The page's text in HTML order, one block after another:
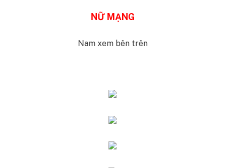
NỮ MẠNG
Nam xem bên trên